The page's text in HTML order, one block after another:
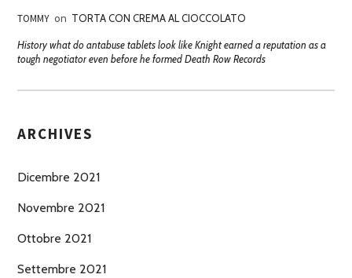
TOMMY on TORTA CON CREMA AL CIOCCOLATO
History what do antabuse tablets look like Knight earned a reputation as a
tough negotiator even before he formed Death Row Records
ARCHIVES
Dicembre 2021
Novembre 2021
Ottobre 2021
Settembre 2021